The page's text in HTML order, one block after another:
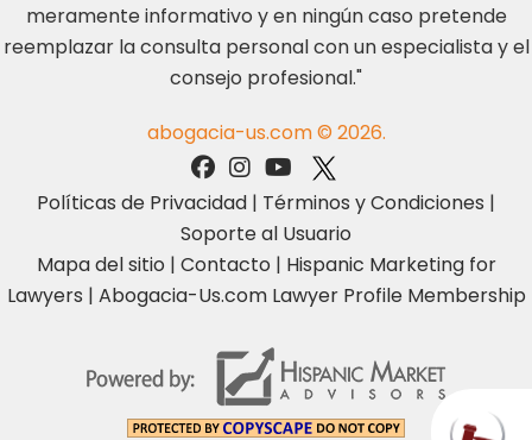
meramente informativo y en ningún caso pretende
reemplazar la consulta personal con un especialista y el
consejo profesional."
abogacia-us.com © 2026.
Políticas de Privacidad | Términos y Condiciones |
Soporte al Usuario
Mapa del sitio | Contacto | Hispanic Marketing for
Lawyers | Abogacia-Us.com Lawyer Profile Membership